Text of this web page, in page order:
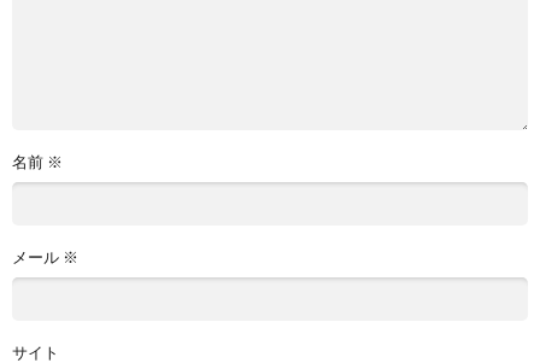
名前 ※
メール ※
サイト